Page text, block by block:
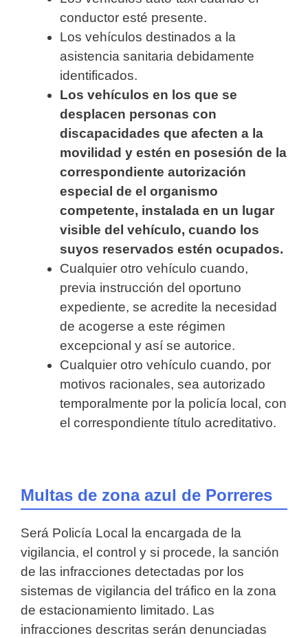
conductor esté presente.
Los vehículos destinados a la
asistencia sanitaria debidamente
identificados.
Los vehículos en los que se
desplacen personas con
discapacidades que afecten a la
movilidad y estén en posesión de la
correspondiente autorización
especial de el organismo
competente, instalada en un lugar
visible del vehículo, cuando los
suyos reservados estén ocupados.
Cualquier otro vehículo cuando,
previa instrucción del oportuno
expediente, se acredite la necesidad
de acogerse a este régimen
excepcional y así se autorice.
Cualquier otro vehículo cuando, por
motivos racionales, sea autorizado
temporalmente por la policía local, con
el correspondiente título acreditativo.
Multas de zona azul de Porreres
Será Policía Local la encargada de la
vigilancia, el control y si procede, la sanción
de las infracciones detectadas por los
sistemas de vigilancia del tráfico en la zona
de estacionamiento limitado. Las
infracciones descritas serán denunciadas